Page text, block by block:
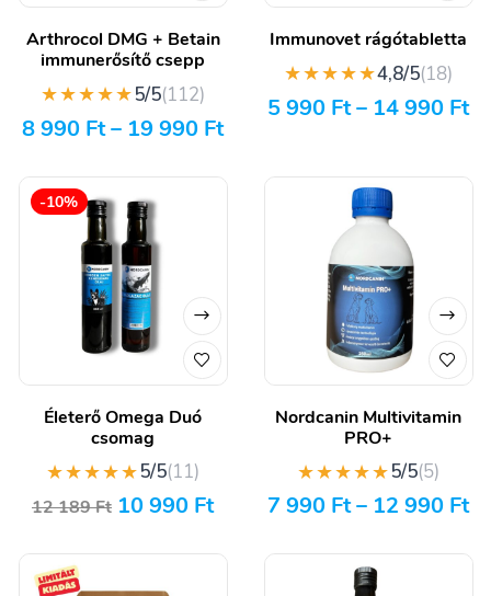
Arthrocol DMG + Betain
immunerősítő csepp
★★★★★5/5(112)
8 990 Ft– 19 990 Ft
Immunovet rágótabletta
★★★★★4,8/5(18)
5 990 Ft– 14 990 Ft
-10%
Életerő Omega Duó
csomag
★★★★★5/5(11)
12 189Ft 10 990 Ft
Nordcanin Multivitamin
PRO+
★★★★★5/5(5)
7 990 Ft– 12 990 Ft